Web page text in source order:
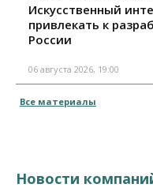
Искусственный
привлекать к
России
06 августа 2026, 19:00
Все материалы
Новости